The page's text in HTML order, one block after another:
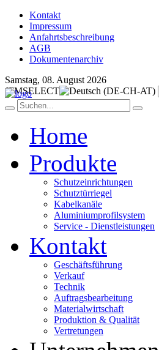
Kontakt
Impressum
Anfahrtsbeschreibung
AGB
Dokumentenarchiv
Samstag, 08. August 2026
JFMSELECT
Home
Produkte
Schutzeinrichtungen
Schutztürriegel
Kabelkanäle
Aluminiumprofilsystem
Service - Dienstleistungen
Kontakt
Geschäftsführung
Verkauf
Technik
Auftragsbearbeitung
Materialwirtschaft
Produktion & Qualität
Vertretungen